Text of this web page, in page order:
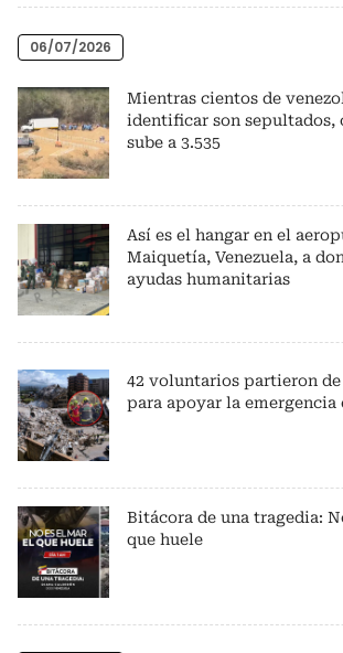
06/07/2026
Mientras cientos de
identificar son sepultados,
sube a 3.535
Así es el hangar en el
Maiquetía, Venezuela, a
ayudas humanitarias
42 voluntarios partieron
para apoyar la emergencia
Bitácora de una tragedia:
que huele